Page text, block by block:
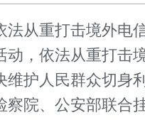
从重打击境外电
动，依法从重打击
维护人民群众切身
察院、公安部联合